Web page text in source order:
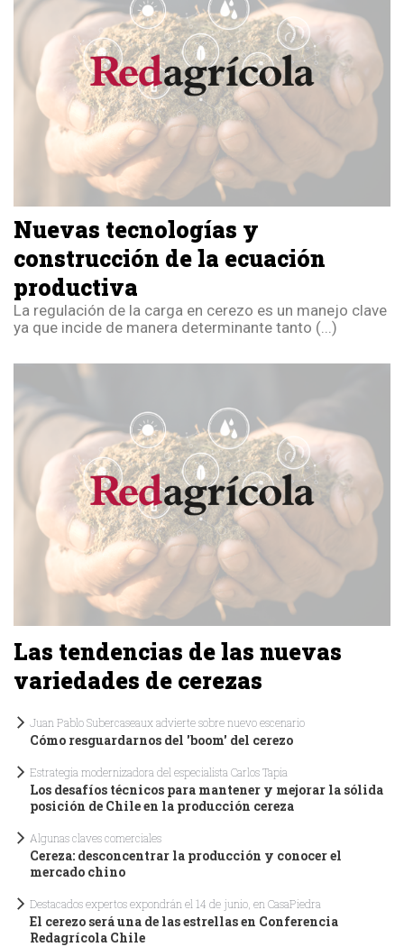
Nuevas tecnologías y
construcción de la ecuación
productiva
La regulación de la carga en cerezo es un manejo clave
ya que incide de manera determinante tanto (...)
Las tendencias de las nuevas
variedades de cerezas
Juan Pablo Subercaseaux advierte sobre nuevo escenario
Cómo resguardarnos del 'boom' del cerezo
Estrategia modernizadora del especialista Carlos Tapia
Los desafíos técnicos para mantener y mejorar la sólida
posición de Chile en la producción cereza
Algunas claves comerciales
Cereza: desconcentrar la producción y conocer el
mercado chino
Destacados expertos expondrán el 14 de junio, en CasaPiedra
El cerezo será una de las estrellas en Conferencia
Redagrícola Chile